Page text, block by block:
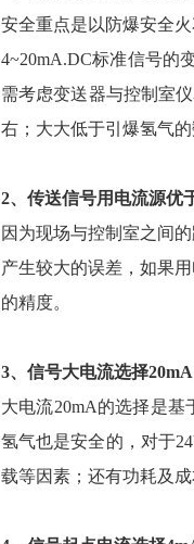
安全重点是以防爆安全
4~20mA.DC标准信号的
需考虑变送器与控制室
右；大大低于引爆氢气
2、传送信号用电流源优
因为现场与控制室之间
产生较大的误差，如果
的精度。
3、信号大电流选择
大电流20mA的选择是
氢气也是安全的，对于
载等因素；还有功耗及